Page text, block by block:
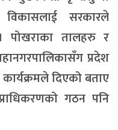
सरकारले
पोखराका तालहरु र
प्रदेश
दिएको बताए
गठन पनि